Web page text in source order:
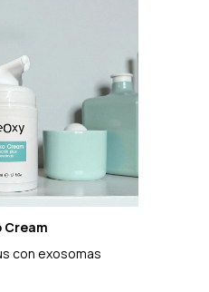
Cream
con exosomas